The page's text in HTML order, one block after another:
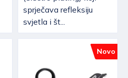
sprječava refleksiju
svjetla i št...
Novo